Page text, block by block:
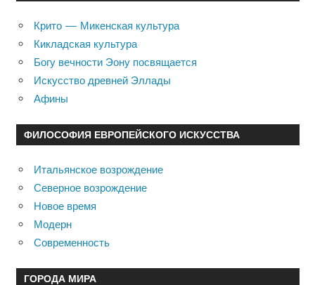
Крито — Микенская культура
Кикладская культура
Богу вечности Эону посвящается
Искусство древней Эллады
Афины
ФИЛОСОФИЯ ЕВРОПЕЙСКОГО ИСКУССТВА
Итальянское возрождение
Северное возрождение
Новое время
Модерн
Современность
ГОРОДА МИРА